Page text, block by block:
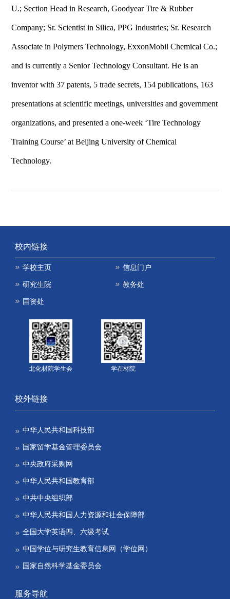
U.; Section Head in Research, Goodyear Tire & Rubber
Company; Sr. Scientist in Silica, PPG Industries; Sr. Research
Associate in Polymers Technology, ExxonMobil Chemical Co.;
and is currently a Senior Technology Consultant. He is an
inventor with 37 patents, 5 trade secrets, 154 publications, 163
presentations at scientific meetings, universities and government
organizations, and presented a one-week ‘Tire Technology
Training Course’ at Beijing University of Chemical
Technology.
校内链接
学校主页 信息门户
研究生院 教务处
国资处
北化材院学生会 学在材院
校外链接
中华人民共和国科技部
国家留学基金管理委员会
中央政府采购网
中华人民共和国教育部
中共中央组织部
中华人民共和国人力资源和社会保障部
全国大学英语四、六级考试
中国学位与研究生教育信息网（学位网）
国家自然科学基金委员会
服务导航